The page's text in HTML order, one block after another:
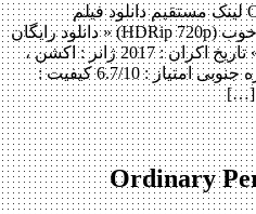
دانلود فیلم Ordinary Person 2017 لینک مستقیم دانلود فیلم
Ordinary Person 2017 با کیفیت خوب (HDRip 720p) « دانلود رایگان
با لینک مستقیم از هستی دانلود » تاریخ اکران : 2017 ژانر : اکشن ،
جنایی ، درام محصول کشور : کره جنوبی امتیاز : 6.7/10 کیفیت :